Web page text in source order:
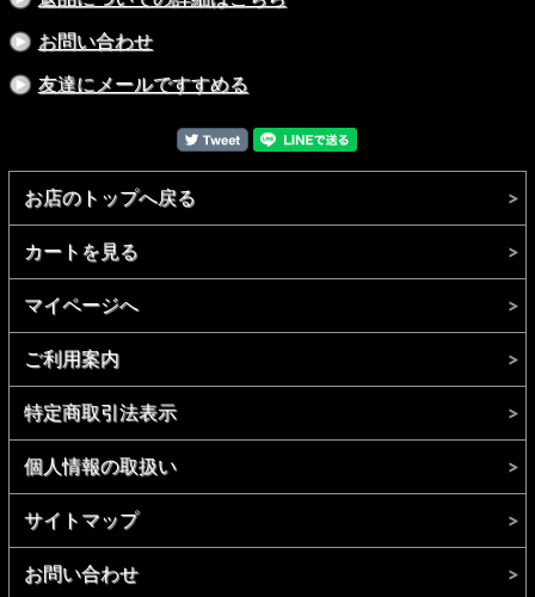
お問い合わせ
友達にメールですすめる
お店のトップへ戻る
カートを見る
マイページへ
ご利用案内
特定商取引法表示
個人情報の取扱い
サイトマップ
お問い合わせ